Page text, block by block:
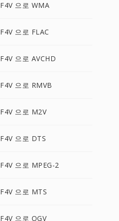
F4V 으로 WMA
F4V 으로 FLAC
F4V 으로 AVCHD
F4V 으로 RMVB
F4V 으로 M2V
F4V 으로 DTS
F4V 으로 MPEG-2
F4V 으로 MTS
F4V 으로 OGV